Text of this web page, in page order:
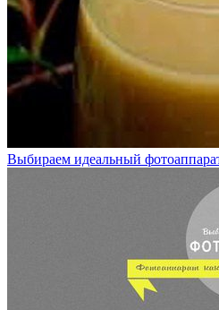
Выбираем идеальный